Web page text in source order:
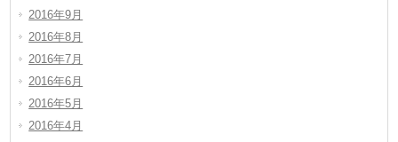
2016年9月
2016年8月
2016年7月
2016年6月
2016年5月
2016年4月